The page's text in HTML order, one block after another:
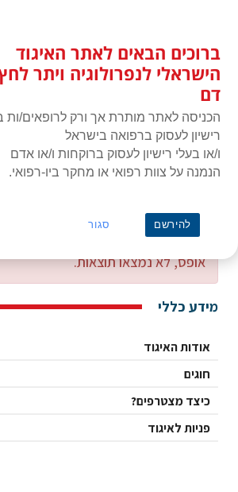
האיגוד הישראלי לנפרולוגיה ויתר
לחץ דם
רישום חוגים
אופס, לא נמצאו תוצאות.
מידע כללי
אודות האיגוד
חוגים
כיצד מצטרפים?
פניות לאיגוד
ברוכים הבאים לאתר האיגוד
הישראלי לנפרולוגיה ויתר
דם
הכניסה לאתר מותרת אך ורק לרופאים/ות
רישיון לעסוק ברפואה בישראל
ו/או בעלי רישיון לעסוק ברוקחות ו/או אדם
הנמנה על צוות רפואי או מחקר ביו-רפואי.
להירשם סגור